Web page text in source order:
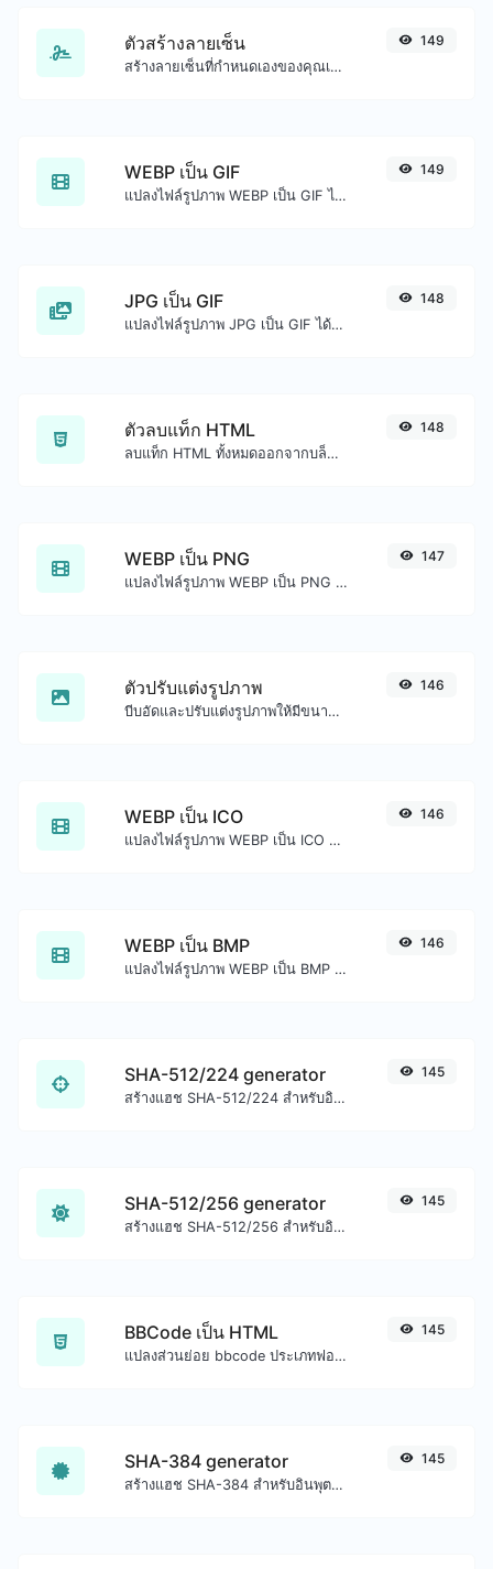
ตัวสร้างลายเซ็น
สร้างลายเซ็นที่กำหนดเองของคุณเองได้อย่างง่ายดายและดาวน์โหลดได้อย่างง่ายดาย
149
WEBP เป็น GIF
แปลงไฟล์รูปภาพ WEBP เป็น GIF ได้อย่างง่ายดาย
149
JPG เป็น GIF
แปลงไฟล์รูปภาพ JPG เป็น GIF ได้อย่างง่ายดาย
148
ตัวลบแท็ก HTML
ลบแท็ก HTML ทั้งหมดออกจากบล็อกข้อความได้อย่างง่ายดาย
148
WEBP เป็น PNG
แปลงไฟล์รูปภาพ WEBP เป็น PNG ได้อย่างง่ายดาย
147
ตัวปรับแต่งรูปภาพ
บีบอัดและปรับแต่งรูปภาพให้มีขนาดเล็กลงแต่ยังคงคุณภาพสูง
146
WEBP เป็น ICO
แปลงไฟล์รูปภาพ WEBP เป็น ICO ได้อย่างง่ายดาย
146
WEBP เป็น BMP
แปลงไฟล์รูปภาพ WEBP เป็น BMP ได้อย่างง่ายดาย
146
SHA-512/224 generator
สร้างแฮช SHA-512/224 สำหรับอินพุตสตริงใดๆ
145
SHA-512/256 generator
สร้างแฮช SHA-512/256 สำหรับอินพุตสตริงใดๆ
145
BBCode เป็น HTML
แปลงส่วนย่อย bbcode ประเภทฟอรัมเป็นโค้ด HTML ดิบ
145
SHA-384 generator
สร้างแฮช SHA-384 สำหรับอินพุตสตริงใดๆ
145